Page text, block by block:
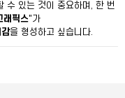
수 있는 것이 중요하며, 한 번
래픽스"가
을 형성하고 싶습니다.